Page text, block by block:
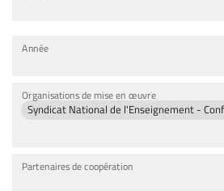
Année
Organisations de mise en œuvre
Syndicat National de l'Enseignement -
Partenaires de coopération